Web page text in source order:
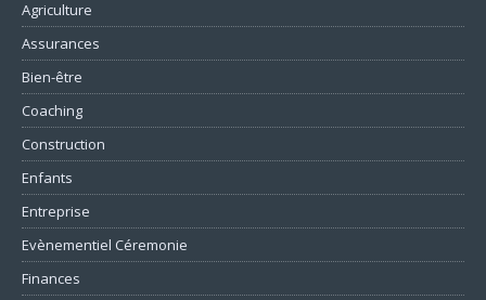
Agriculture
Assurances
Bien-être
Coaching
Construction
Enfants
Entreprise
Evènementiel Céremonie
Finances